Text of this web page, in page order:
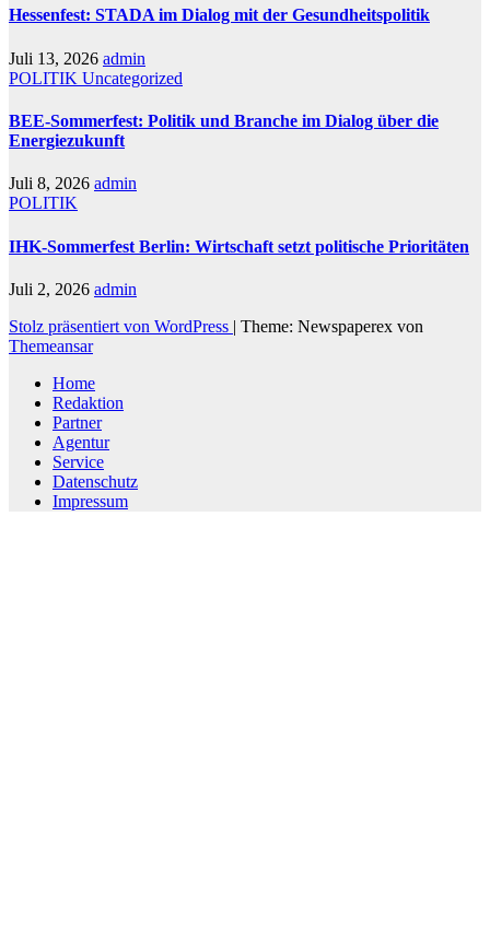
Hessenfest: STADA im Dialog mit der Gesundheitspolitik
Juli 13, 2026 admin
POLITIK Uncategorized
BEE-Sommerfest: Politik und Branche im Dialog über die
Energiezukunft
Juli 8, 2026 admin
POLITIK
IHK-Sommerfest Berlin: Wirtschaft setzt politische Prioritäten
Juli 2, 2026 admin
Stolz präsentiert von WordPress | Theme: Newspaperex von
Themeansar
Home
Redaktion
Partner
Agentur
Service
Datenschutz
Impressum